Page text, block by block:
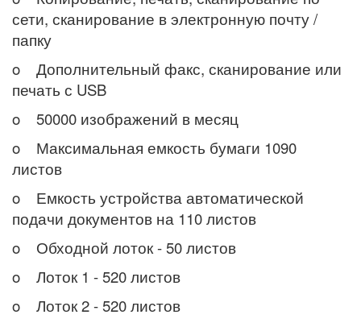
сети, сканирование в электронную почту /
папку
o Дополнительный факс, сканирование или
печать с USB
o 50000 изображений в месяц
o Максимальная емкость бумаги 1090
листов
o Емкость устройства автоматической
подачи документов на 110 листов
o Обходной лоток - 50 листов
o Лоток 1 - 520 листов
o Лоток 2 - 520 листов